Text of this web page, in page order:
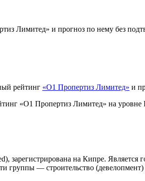
Лимитед» и прогноз по нему без
рейтинг «О1 Пропертиз Лимитед» и
«О1 Пропертиз Лимитед» на
зарегистрирована на Кипре.
группы — строительство